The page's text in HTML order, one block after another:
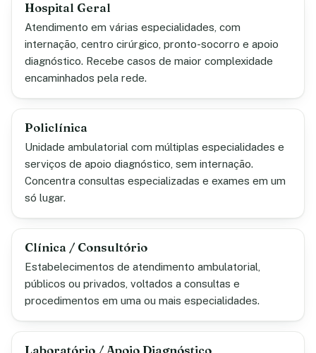
Hospital Geral
Atendimento em várias especialidades, com
internação, centro cirúrgico, pronto-socorro e apoio
diagnóstico. Recebe casos de maior complexidade
encaminhados pela rede.
Policlínica
Unidade ambulatorial com múltiplas especialidades e
serviços de apoio diagnóstico, sem internação.
Concentra consultas especializadas e exames em um
só lugar.
Clínica / Consultório
Estabelecimentos de atendimento ambulatorial,
públicos ou privados, voltados a consultas e
procedimentos em uma ou mais especialidades.
Laboratório / Apoio Diagnóstico